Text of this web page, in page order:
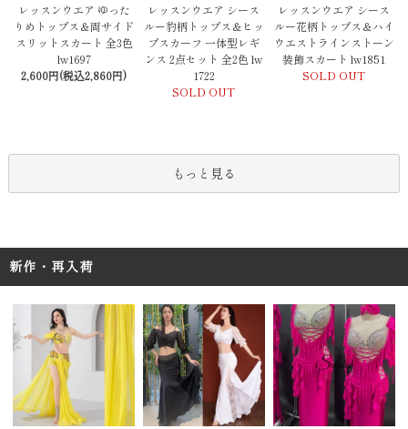
レッスンウエア ゆった
りめトップス＆両サイド
スリットスカート 全3色
lw1697
2,600円(税込2,860円)
レッスンウエア シース
ルー豹柄トップス＆ヒッ
プスカーフ 一体型レギ
ンス 2点セット 全2色 lw
1722
SOLD OUT
レッスンウエア シース
ルー花柄トップス＆ハイ
ウエストラインストーン
装飾スカート lw1851
SOLD OUT
もっと見る
新作・再入荷